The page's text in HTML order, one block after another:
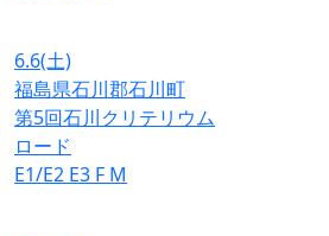
6.6(土)
福島県石川郡石川町
第5回石川クリテリウム
ロード
E1/E2 E3 F M